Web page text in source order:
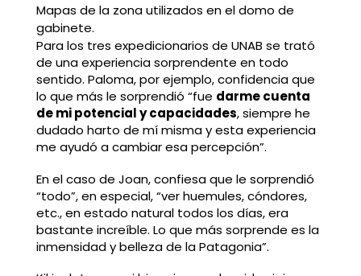
Mapas de la zona utilizados en el domo de
gabinete.
Para los tres expedicionarios de UNAB se trató
de una experiencia sorprendente en todo
sentido. Paloma, por ejemplo, confidencia que
lo que más le sorprendió “fue darme cuenta
de mi potencial y capacidades, siempre he
dudado harto de mí misma y esta experiencia
me ayudó a cambiar esa percepción”.
En el caso de Joan, confiesa que le sorprendió
“todo”, en especial, “ver huemules, cóndores,
etc., en estado natural todos los días, era
bastante increíble. Lo que más sorprende es la
inmensidad y belleza de la Patagonia”.